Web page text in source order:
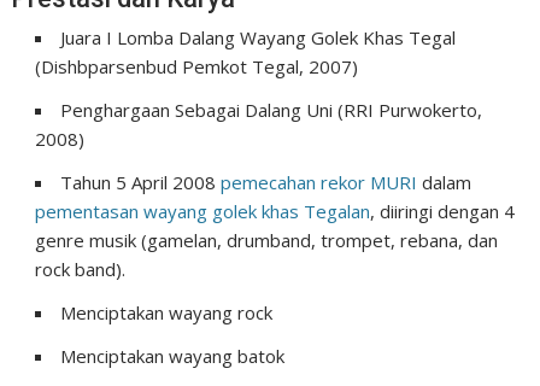
Juara I Lomba Dalang Wayang Golek Khas Tegal
(Dishbparsenbud Pemkot Tegal, 2007)
Penghargaan Sebagai Dalang Uni (RRI Purwokerto,
2008)
Tahun 5 April 2008pemecahan rekor MURI dalam
pementasan wayang golek khas Tegalan, diiringi dengan 4
genre musik (gamelan, drumband, trompet, rebana, dan
rock band).
Menciptakan wayang rock
Menciptakan wayang batok